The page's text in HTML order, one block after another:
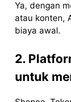
Ya, dengan
atau konten,
biaya awal.
2.
untuk